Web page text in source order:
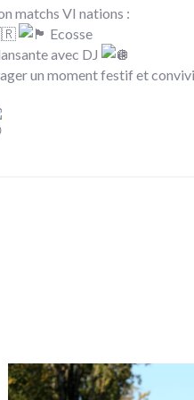
matchs VI nations :
Ecosse
avec DJ
un moment festif et